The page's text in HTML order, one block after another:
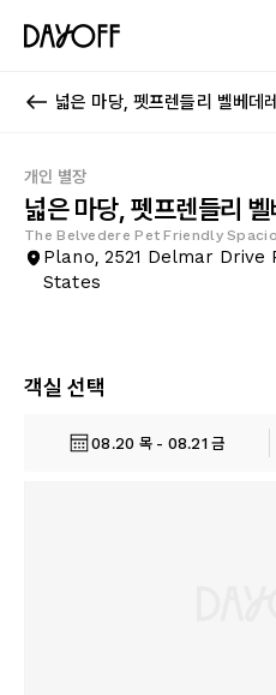
넓은 마당, 펫프렌들리 벨베데레
개인 별장
넓은 마당, 펫프렌들리 벨
The Belvedere Pet Friendly
Plano, 2521 Delmar Drive
States
객실 선택
08.20 목 - 08.21 금